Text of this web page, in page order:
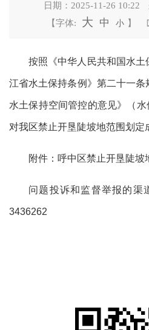
日期： 2025-11-26 10:22
【字体:
大 中 小 】
按照《中华人民共和国水
江省水土保持条例》第二十一
水土保持空间管控的意见》（
对我区禁止开垦陡坡地范围划定
附件：呼中区禁止开垦陡坡
问题投诉和监督举报的渠
3436262